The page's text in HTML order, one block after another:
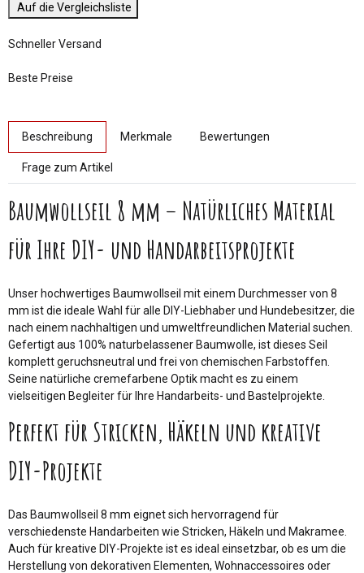
Auf die Vergleichsliste
Schneller Versand
Beste Preise
Beschreibung Merkmale Bewertungen
Frage zum Artikel
Baumwollseil 8 mm – Natürliches Material
für Ihre DIY- und Handarbeitsprojekte
Unser hochwertiges Baumwollseil mit einem Durchmesser von 8
mm ist die ideale Wahl für alle DIY-Liebhaber und Hundebesitzer, die
nach einem nachhaltigen und umweltfreundlichen Material suchen.
Gefertigt aus 100% naturbelassener Baumwolle, ist dieses Seil
komplett geruchsneutral und frei von chemischen Farbstoffen.
Seine natürliche cremefarbene Optik macht es zu einem
vielseitigen Begleiter für Ihre Handarbeits- und Bastelprojekte.
Perfekt für Stricken, Häkeln und kreative
DIY-Projekte
Das Baumwollseil 8 mm eignet sich hervorragend für
verschiedenste Handarbeiten wie Stricken, Häkeln und Makramee.
Auch für kreative DIY-Projekte ist es ideal einsetzbar, ob es um die
Herstellung von dekorativen Elementen, Wohnaccessoires oder